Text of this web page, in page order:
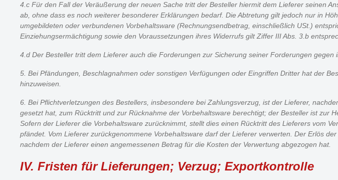
4.c Für den Fall der Veräußerung der neuen Sache tritt der Besteller hiermit dem Lieferer seinen
ab, ohne dass es noch weiterer besonderer Erklärungen bedarf. Die Abtretung gilt jedoch nur in
umgebildeten oder verbundenen Vorbehaltsware (Rechnungsendbetrag, einschließlich USt.)
Einziehungsermächtigung sowie den Voraussetzungen ihres Widerrufs gilt Ziffer III Abs. 3.b
4.d Der Besteller tritt dem Lieferer auch die Forderungen zur Sicherung seiner Forderungen
5. Bei Pfändungen, Beschlagnahmen oder sonstigen Verfügungen oder Eingriffen Dritter hat der
hinzuweisen.
6. Bei Pflichtverletzungen des Bestellers, insbesondere bei Zahlungsverzug, ist der Lieferer,
gesetzt hat, zum Rücktritt und zur Rücknahme der Vorbehaltsware berechtigt; der Besteller ist zur
Sofern der Lieferer die Vorbehaltsware zurücknimmt, stellt dies einen Rücktritt des Lieferers vom
pfändet. Vom Lieferer zurückgenommene Vorbehaltsware darf der Lieferer verwerten. Der Erlös
nachdem der Lieferer einen angemessenen Betrag für die Kosten der Verwertung abgezogen hat.
IV. Fristen für Lieferungen; Verzug; Exportkontrolle